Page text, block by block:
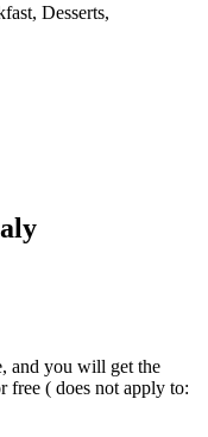
Desserts,
and you will get the
free ( does not apply to: